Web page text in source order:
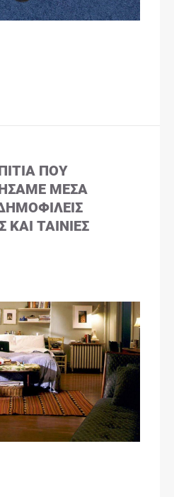
ΠΟΥ
ΜΈΣΑ
ΚΑΙ ΤΑΙΝΊΕΣ